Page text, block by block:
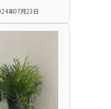
年07月23日